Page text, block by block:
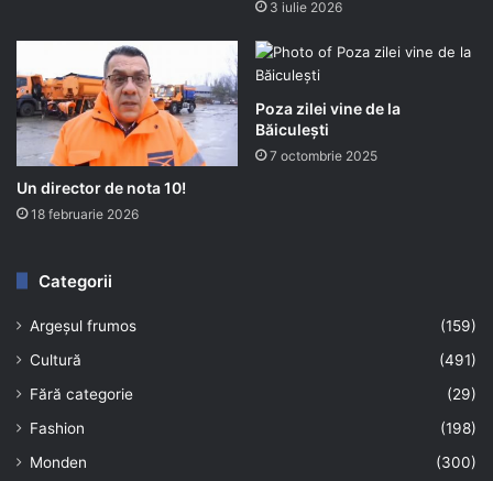
3 iulie 2026
Un director de nota 10!
18 februarie 2026
Poza zilei vine de la
Băiculești
7 octombrie 2025
Categorii
Argeșul frumos
(159)
Cultură
(491)
Fără categorie
(29)
Fashion
(198)
Monden
(300)